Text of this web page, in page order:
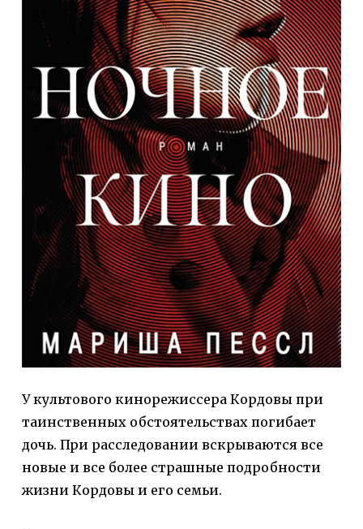
У культового кинорежиссера Кордовы при
таинственных обстоятельствах погибает
дочь. При расследовании вскрываются все
новые и все более страшные подробности
жизни Кордовы и его семьи.